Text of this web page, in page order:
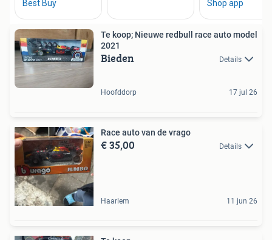
Te koop; Nieuwe redbull race auto model
2021
Bieden Details
Hoofddorp 17 jul 26
Race auto van de vrago
€ 35,00 Details
Haarlem 11 jun 26